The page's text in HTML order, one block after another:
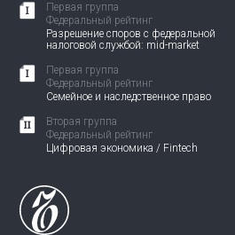
Первая группа
Федеральный рейтинг
Разрешение споров с федеральной
налоговой службой: mid-market
Первая группа
Федеральный рейтинг
Семейное и наследственное право
Вторая группа
Федеральный рейтинг
Цифровая экономика / Fintech